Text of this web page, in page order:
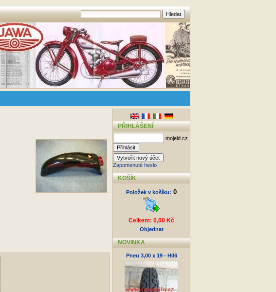
PŘIHLÁŠENÍ
.mojeid.cz
Zapomenuté heslo
KOŠÍK
Položek v košíku: 0
Celkem: 0,00 Kč
Objednat
NOVINKA
Pneu 3,00 x 19 - H06